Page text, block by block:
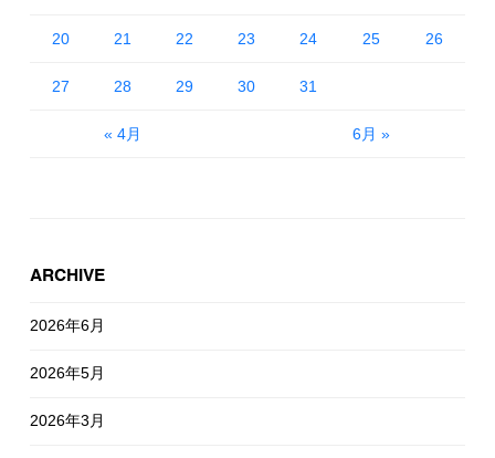
« 4月 6月 »
20 21 22 23 24 25 26
27 28 29 30 31
ARCHIVE
2026年6月
2026年5月
2026年3月